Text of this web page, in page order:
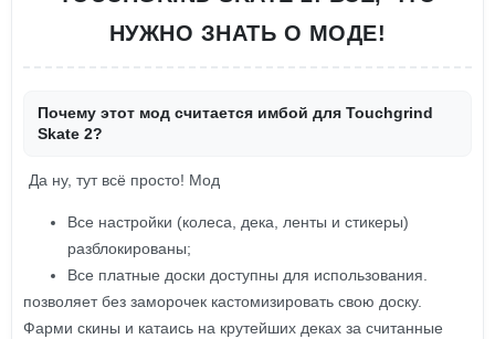
НУЖНО ЗНАТЬ О МОДЕ!
Почему этот мод считается имбой для Touchgrind
Skate 2?
Да ну, тут всё просто! Мод
Все настройки (колеса, дека, ленты и стикеры)
разблокированы;
Все платные доски доступны для использования.
позволяет без заморочек кастомизировать свою доску.
Фарми скины и катаись на крутейших деках за считанные